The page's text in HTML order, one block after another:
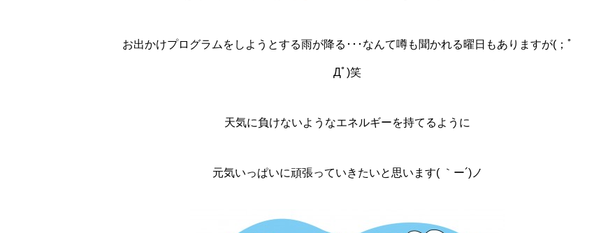
お出かけプログラムをしようとする雨が降る･･･なんて噂も聞かれる曜日もありますが(；ﾟ
Дﾟ)笑
天気に負けないようなエネルギーを持てるように
元気いっぱいに頑張っていきたいと思います( ｀ー´)ノ